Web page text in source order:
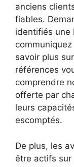
anciens
fiables.
identifiés une
savoir plus
références
comprendre
offerte par
leurs
escomptés.
De plus, les
être actifs sur